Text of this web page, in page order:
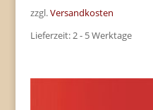
zzgl.Versandkosten
Lieferzeit:2 - 5 Werktage